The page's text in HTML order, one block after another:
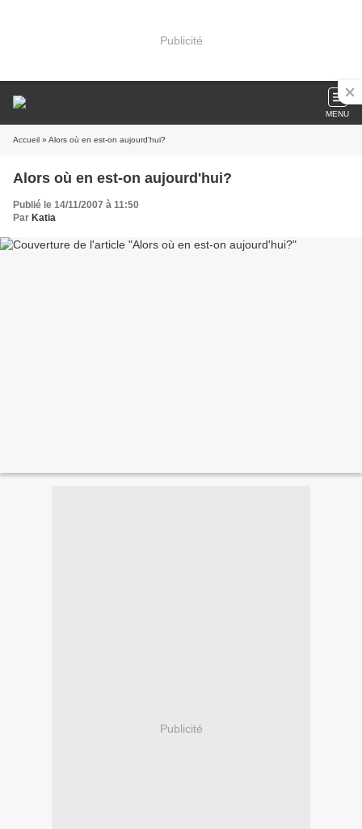
Publicité
MENU
Accueil » Alors où en est-on aujourd'hui?
Alors où en est-on aujourd'hui?
Publié le 14/11/2007 à 11:50
Par Katia
Publicité